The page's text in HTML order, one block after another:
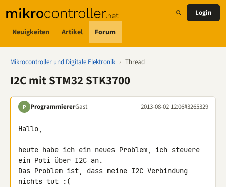
Neuigkeiten Artikel Forum
Login
Mikrocontroller und Digitale Elektronik › Thread
I2C mit STM32 STK3700
P ProgrammiererGast 2013-08-02 12:06#3265329
Hallo,
heute habe ich ein neues Problem, ich steuere
ein Poti über I2C an.
Das Problem ist, dass meine I2C Verbindung
nichts tut :(